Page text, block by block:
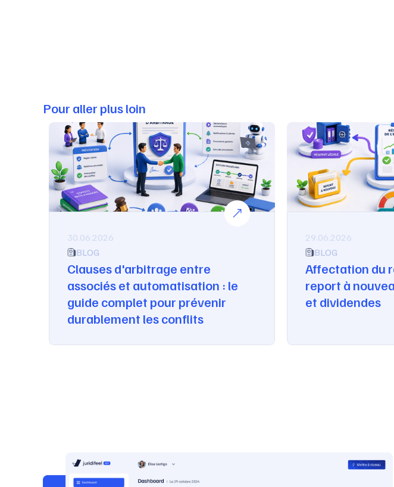
Pour aller plus loin
30.06.2026
BLOG
Clauses d'arbitrage entre
associés et automatisation : le
guide complet pour prévenir
durablement les conflits
29.06.2026
BLOG
Affectation du
report à
et dividendes